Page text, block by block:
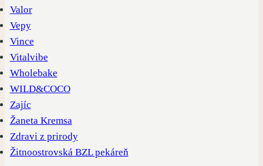
Valor
Vepy
Vince
Vitalvibe
Wholebake
WILD&COCO
Zajíc
Žaneta Kremsa
Zdravi z prirody
Žitnoostrovská BZL pekáreň